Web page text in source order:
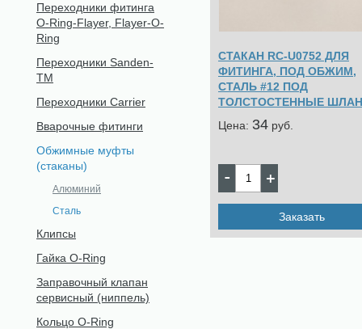
СТАКАН RC-U0752 ДЛЯ
ФИТИНГА, ПОД ОБЖИМ,
СТАЛЬ #12 ПОД
ТОЛСТОСТЕННЫЕ
Цена: 34 pуб.
Заказать
Переходники фитинга
O-Ring-Flayer, Flayer-O-
Ring
Переходники Sanden-
TM
Переходники Carrier
Вварочные фитинги
Обжимные муфты
(стаканы)
Алюминий
Сталь
Клипсы
Гайка O-Ring
Заправочный клапан
сервисный (ниппель)
Кольцо O-Ring